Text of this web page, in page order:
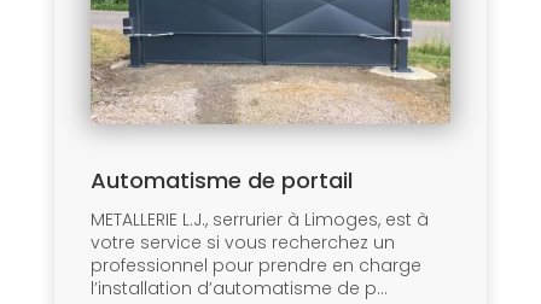
Automatisme de portail
METALLERIE L.J., serrurier à Limoges, est à
votre service si vous recherchez un
professionnel pour prendre en charge
l’installation d’automatisme de p...